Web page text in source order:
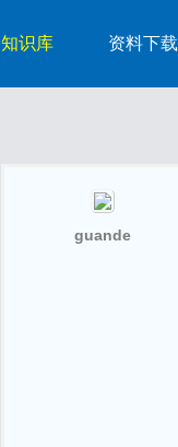
知识库 资料下载
guande